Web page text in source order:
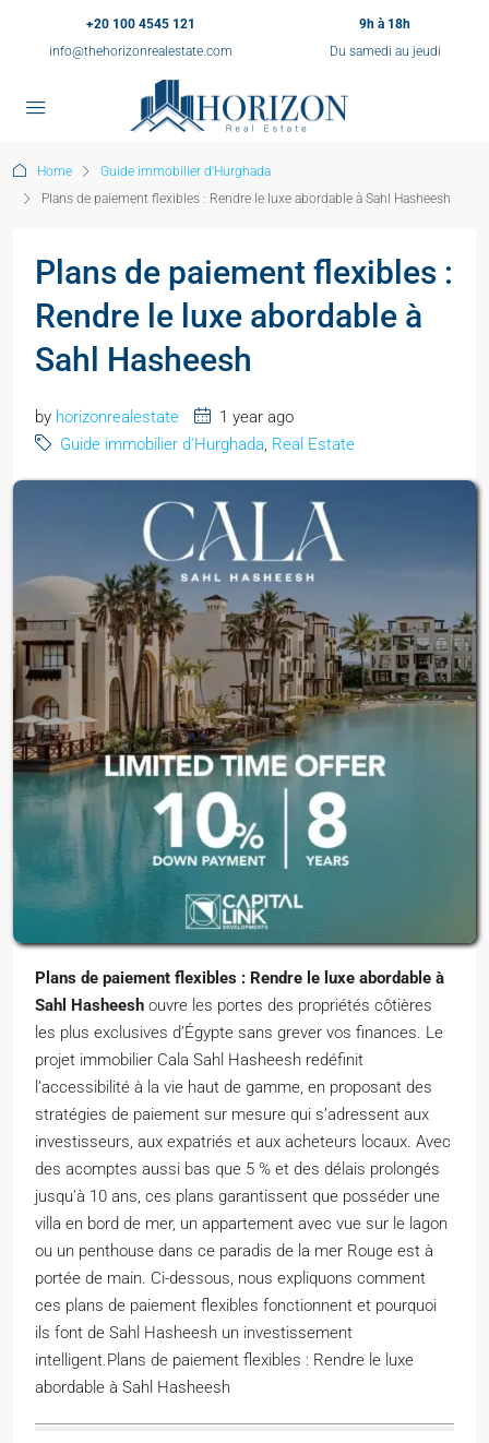
+20 100 4545 121
info@thehorizonrealestate.com
9h à 18h
Du samedi au jeudi
Home
Guide immobilier d'Hurghada
Plans de paiement flexibles : Rendre le luxe abordable à Sahl Hasheesh
Plans de paiement flexibles :
Rendre le luxe abordable à
Sahl Hasheesh
by horizonrealestate
1 year ago
Guide immobilier d'Hurghada, Real Estate
Plans de paiement flexibles : Rendre le luxe abordable à
Sahl Hasheesh ouvre les portes des propriétés côtières
les plus exclusives d’Égypte sans grever vos finances. Le
projet immobilier Cala Sahl Hasheesh redéfinit
l’accessibilité à la vie haut de gamme, en proposant des
stratégies de paiement sur mesure qui s’adressent aux
investisseurs, aux expatriés et aux acheteurs locaux. Avec
des acomptes aussi bas que 5 % et des délais prolongés
jusqu’à 10 ans, ces plans garantissent que posséder une
villa en bord de mer, un appartement avec vue sur le lagon
ou un penthouse dans ce paradis de la mer Rouge est à
portée de main. Ci-dessous, nous expliquons comment
ces plans de paiement flexibles fonctionnent et pourquoi
ils font de Sahl Hasheesh un investissement
intelligent.Plans de paiement flexibles : Rendre le luxe
abordable à Sahl Hasheesh